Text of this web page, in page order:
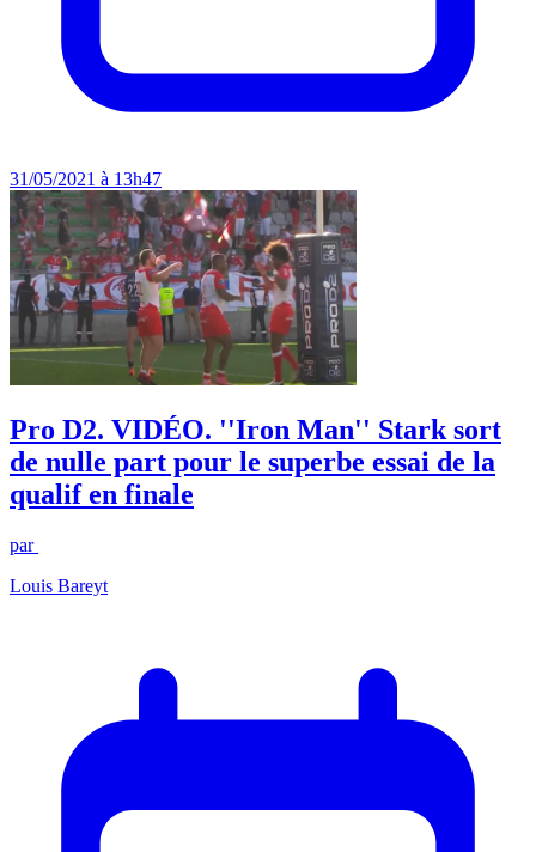
31/05/2021 à 13h47
Pro D2. VIDÉO. ''Iron Man'' Stark sort
de nulle part pour le superbe essai de la
qualif en finale
par
Louis Bareyt